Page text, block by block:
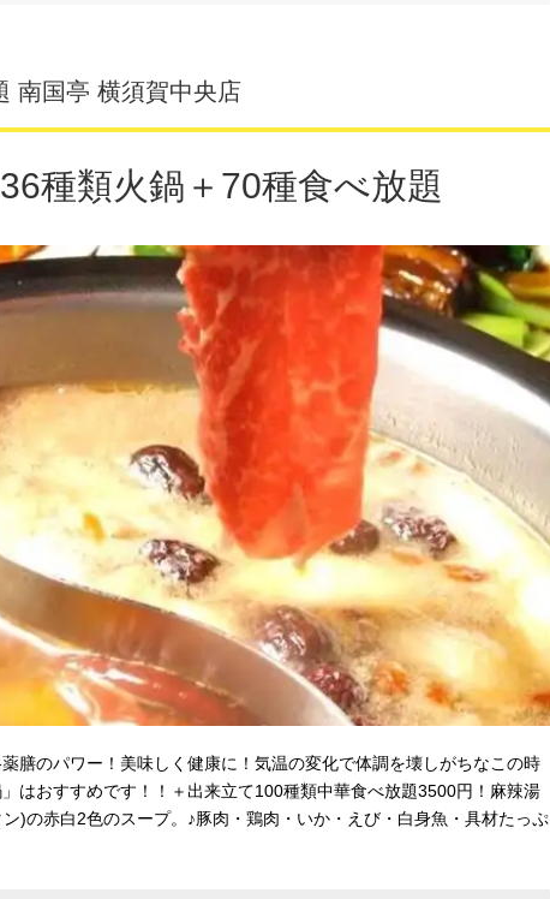
南国亭 横須賀中央店
種類火鍋＋70種食べ放題
膳のパワー！美味しく健康に！気温の変化で体調を壊しがちなこの時
はおすすめです！！＋出来立て100種類中華食べ放題3500円！麻辣湯
)の赤白2色のスープ。♪豚肉・鶏肉・いか・えび・白身魚・具材たっぷ